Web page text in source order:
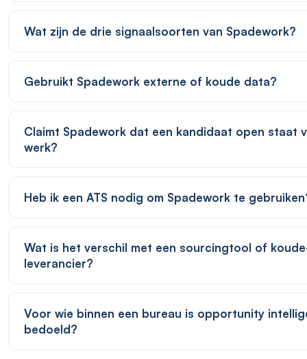
Wat zijn de drie signaalsoorten van Spadework?
Gebruikt Spadework externe of koude data?
Claimt Spadework dat een kandidaat open staat
werk?
Heb ik een ATS nodig om Spadework te
Wat is het verschil met een sourcingtool of
leverancier?
Voor wie binnen een bureau is opportunity
bedoeld?